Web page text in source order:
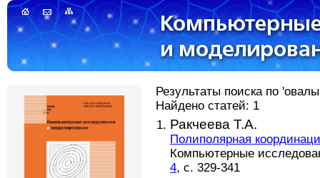
Результаты поиска по
Найдено статей: 1
Ракчеева Т.А.
Полиполярная
Компьютерные
4, с. 329-341